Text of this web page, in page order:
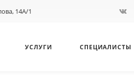
14А/1
УСЛУГИ СПЕЦИАЛИСТЫ